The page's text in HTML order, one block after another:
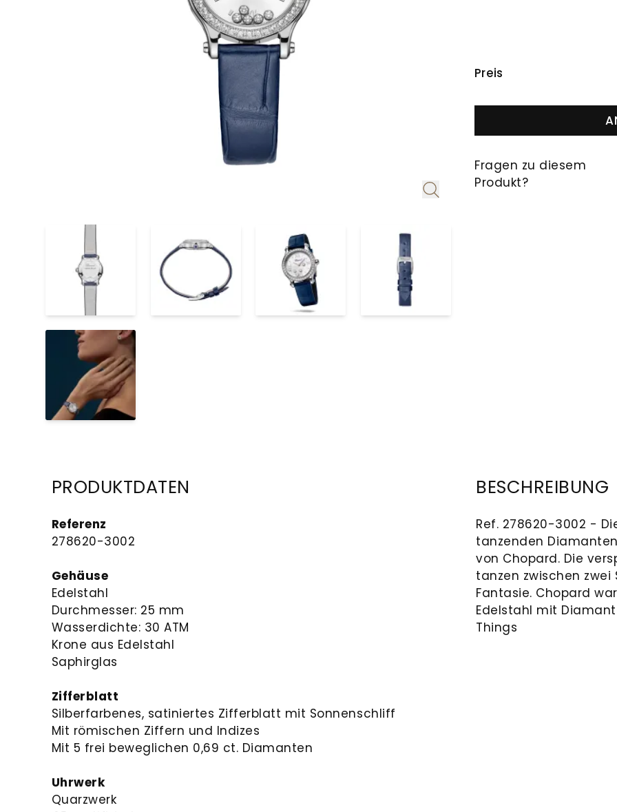
Preis
Fragen zu diesem
Produkt?
PRODUKTDATEN
Referenz
278620-3002
Gehäuse
Edelstahl
Durchmesser: 25 mm
Wasserdichte: 30 ATM
Krone aus Edelstahl
Saphirglas
Zifferblatt
Silberfarbenes, satiniertes Zifferblatt mit Sonnenschliff
Mit römischen Ziffern und Indizes
Mit 5 frei beweglichen 0,69 ct. Diamanten
Uhrwerk
Quarzwerk
BESCHREIBUNG
Ref. 278620-3002 -
tanzenden
von Chopard. Die
tanzen zwischen zwei
Fantasie. Chopard
Edelstahl mit
Things